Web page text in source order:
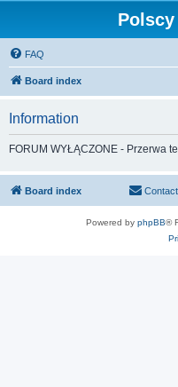
FAQ
Board index
Information
FORUM WYŁĄCZONE - Przerwa
Board index
Powered by phpBB®